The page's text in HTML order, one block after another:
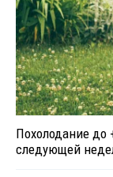
Похолодание до
следующей